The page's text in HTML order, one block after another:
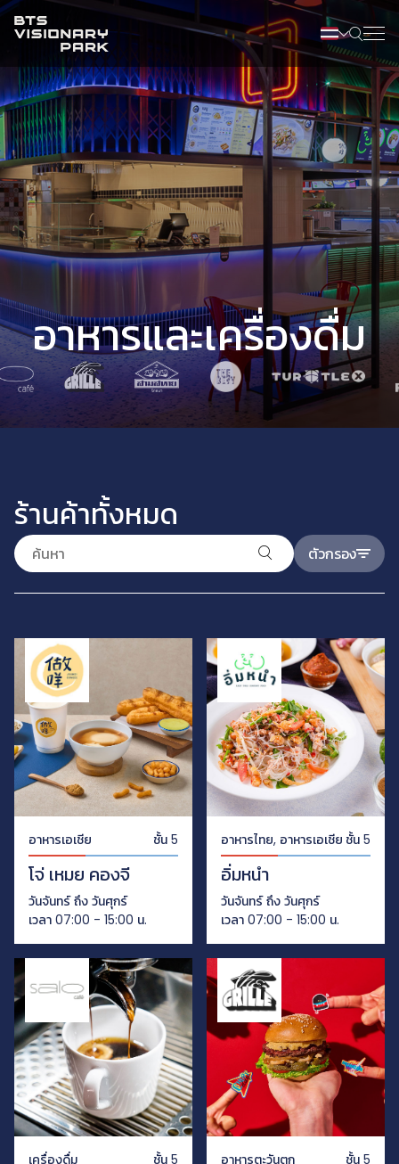
อาหารและเครื่องดื่ม
ร้านค้าทั้งหมด
ตัวกรอง
อาหารเอเชีย ชั้น 5
โจ่ เหมย คองจี
วันจันทร์ ถึง วันศุกร์
เวลา 07:00 - 15:00 น.
อาหารไทย, อาหารเอเชีย ชั้น 5
อิ่มหนำ
วันจันทร์ ถึง วันศุกร์
เวลา 07:00 - 15:00 น.
เครื่องดื่ม ชั้น 5 อาหารตะวันตก ชั้น 5